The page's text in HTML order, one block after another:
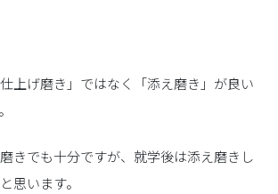
上げ磨き」ではなく「添え磨き」が良い
きでも十分ですが、就学後は添え磨きし
思います。